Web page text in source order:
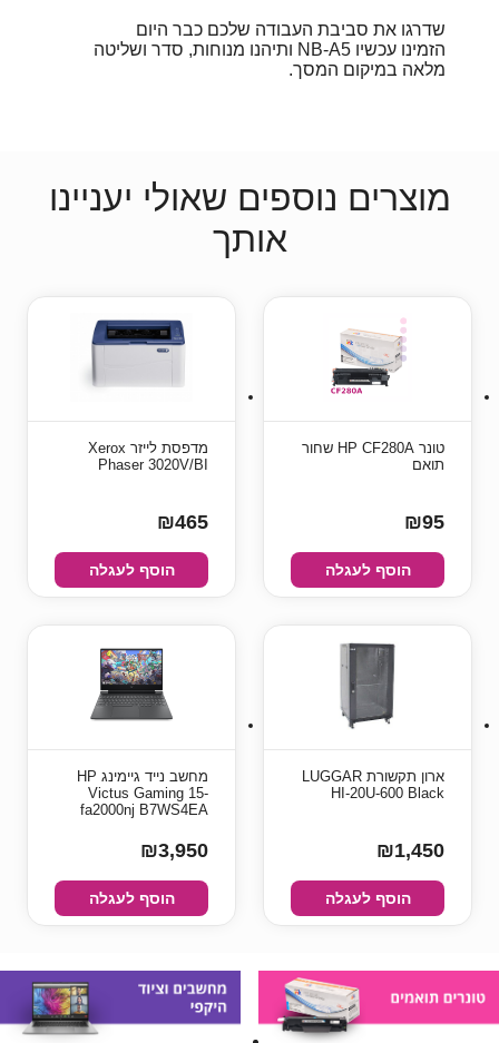
שדרגו את סביבת העבודה שלכם כבר היום
הזמינו עכשיו NB-A5 ותיהנו מנוחות, סדר ושליטה
מלאה במיקום המסך.
מוצרים נוספים שאולי יעניינו
אותך
טונר HP CF280A שחור
תואם
₪95
הוסף לעגלה
מדפסת ‏לייזר Xerox
Phaser 3020V/BI
₪465
הוסף לעגלה
ארון תקשורת LUGGAR
HI-20U-600 Black
₪1,450
הוסף לעגלה
מחשב נייד גיימינג HP
Victus Gaming 15-
fa2000nj B7WS4EA
₪3,950
הוסף לעגלה